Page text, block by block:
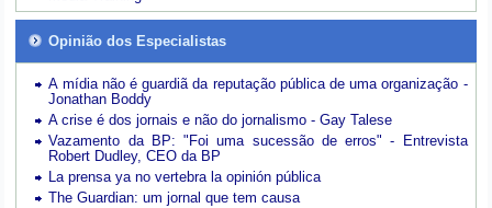
Opinião dos Especialistas
A mídia não é guardiã da reputação pública de uma organização -
Jonathan Boddy
A crise é dos jornais e não do jornalismo - Gay Talese
Vazamento da BP: "Foi uma sucessão de erros" - Entrevista
Robert Dudley, CEO da BP
La prensa ya no vertebra la opinión pública
The Guardian: um jornal que tem causa